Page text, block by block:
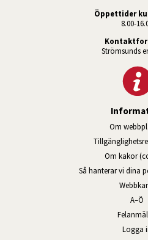
Öppettider
8.00-
Strömsunds
Om
Om kakor
Så hanterar vi dina
A–Ö
Logga